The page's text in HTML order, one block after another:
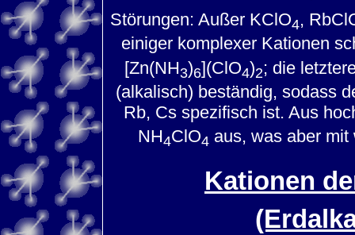
Störungen: Außer KClO4,
einiger komplexer Kationen
[Zn(NH3)6](ClO4)2; die
(alkalisch) beständig, sodass
Rb, Cs spezifisch ist. Aus
NH4ClO4 aus, was aber
Kationen